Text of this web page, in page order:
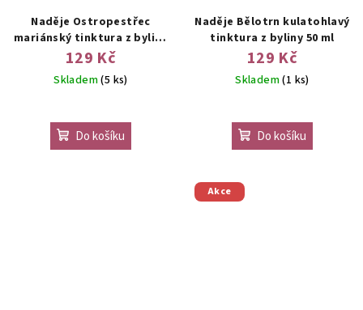
Naděje Ostropestřec
mariánský tinktura z byliny
50 ml
129 Kč
Skladem(5 ks)
Do košíku
Naděje Bělotrn kulatohlavý
tinktura z byliny 50 ml
129 Kč
Skladem(1 ks)
Do košíku
Akce